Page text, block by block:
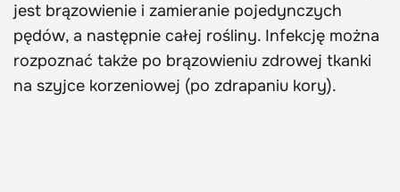
jest brązowienie i zamieranie pojedynczych
pędów, a następnie całej rośliny. Infekcję można
rozpoznać także po brązowieniu zdrowej tkanki
na szyjce korzeniowej (po zdrapaniu kory).